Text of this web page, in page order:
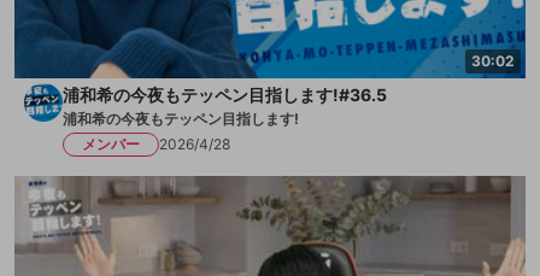
30:02
浦和希の今夜もテッペン目指します!#36.5
浦和希の今夜もテッペン目指します!
メンバー
2026/4/28